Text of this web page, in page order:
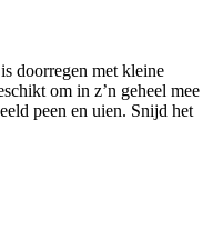
doorregen met kleine
om in z’n geheel mee
peen en uien. Snijd het